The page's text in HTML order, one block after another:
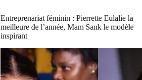
Entreprenariat féminin : Pierrette Eulalie la
meilleure de l’année, Mam Sank le modèle
inspirant